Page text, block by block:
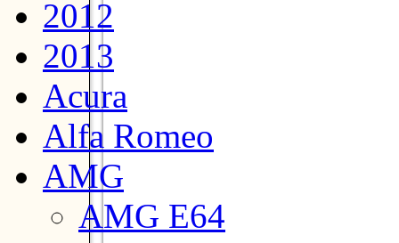
2012
2013
Acura
Alfa Romeo
AMG
AMG E64